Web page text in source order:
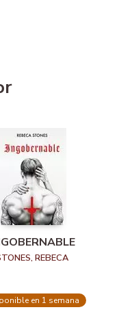
REBECA
en 1 semana